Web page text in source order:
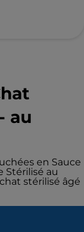
au
en Sauce
Stérilisé au
stérilisé âgé